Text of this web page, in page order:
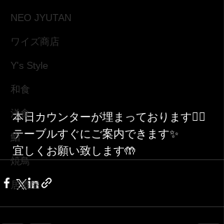
NEO JYUTAN
ワイズ商店
Y's Style
和食
洋食
鮨
焼鳥
居酒屋
本日カウンターが埋まっております🙇‍♀️
テーブルすぐにご案内できます✨
宜しくお願い致します🤲